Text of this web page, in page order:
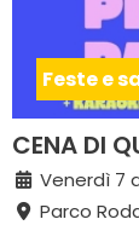
Feste e
CENA DI
Venerdì 7
Parco